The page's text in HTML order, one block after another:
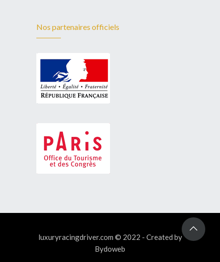
Nos partenaires officiels
luxuryracingdriver.com © 2022 - Created by
Bydoweb